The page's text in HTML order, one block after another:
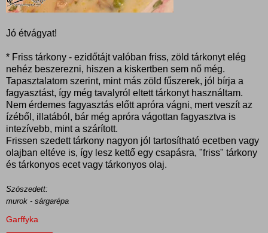
Jó étvágyat!
* Friss tárkony - ezidőtájt valóban friss, zöld tárkonyt elég
nehéz beszerezni, hiszen a kiskertben sem nő még.
Tapasztalatom szerint, mint más zöld fűszerek, jól bírja a
fagyasztást, így még tavalyról eltett tárkonyt használtam.
Nem érdemes fagyasztás előtt apróra vágni, mert veszít az
ízéből, illatából, bár még apróra vágottan fagyasztva is
intezívebb, mint a szárított.
Frissen szedett tárkony nagyon jól tartosítható ecetben vagy
olajban eltéve is, így lesz kettő egy csapásra, "friss" tárkony
és tárkonyos ecet vagy tárkonyos olaj.
Szószedett:
murok - sárgarépa
Garffyka